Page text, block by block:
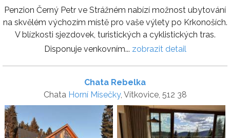
Penzion Černý Petr ve Strážném nabízí možnost ubytování
na skvělém výchozím místě pro vaše výlety po Krkonoších.
V blízkosti sjezdovek, turistických a cyklistických tras.
Disponuje venkovním... zobrazit detail
Chata Rebelka
Chata Horní Mísečky, Vítkovice, 512 38